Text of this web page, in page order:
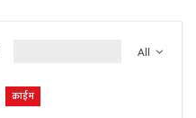
All
क्राईम